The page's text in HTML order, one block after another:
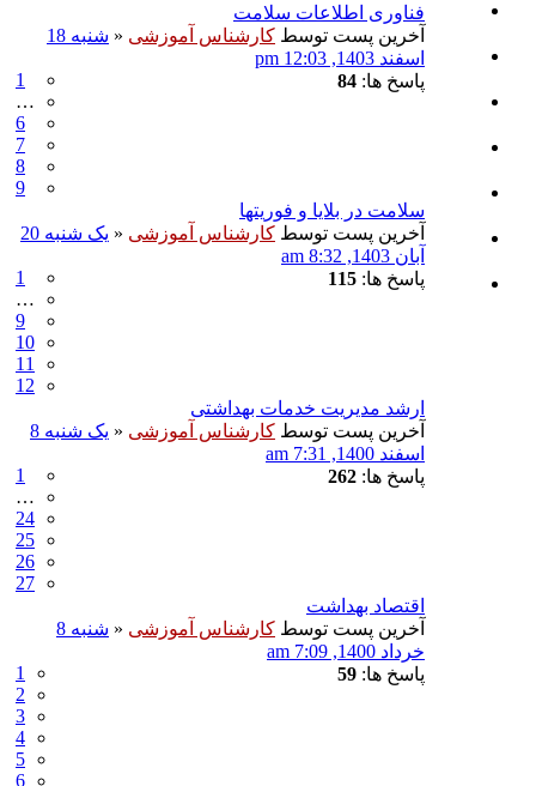
فناوری اطلاعات سلامت
آخرین پست توسط کارشناس آموزشی «
شنبه 18
اسفند 1403, 12:03 pm
پاسخ ها: 84
1
…
6
7
8
9
سلامت در بلایا و فوریتها
آخرین پست توسط کارشناس آموزشی «
یک شنبه 20
آبان 1403, 8:32 am
پاسخ ها: 115
1
…
9
10
11
12
ارشد مدیریت خدمات بهداشتی
آخرین پست توسط کارشناس آموزشی «
یک شنبه 8
اسفند 1400, 7:31 am
پاسخ ها: 262
1
…
24
25
26
27
اقتصاد بهداشت
آخرین پست توسط کارشناس آموزشی «
شنبه 8
خرداد 1400, 7:09 am
پاسخ ها: 59
1
2
3
4
5
6